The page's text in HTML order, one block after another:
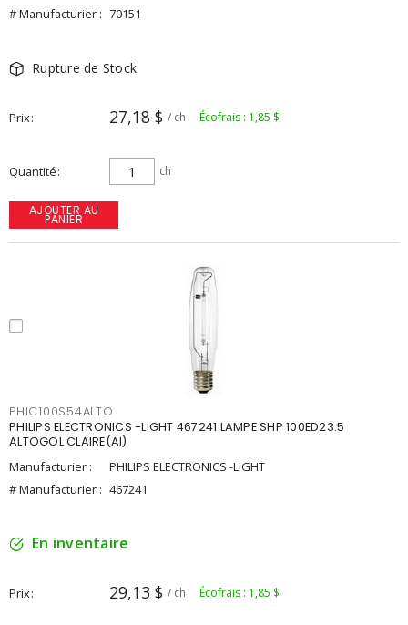
# Manufacturier : 70151
Rupture de Stock
Prix 27,18 $ / ch Écofrais : 1,85 $
Quantité ch
AJOUTER AU
PANIER
PHIC100S54ALTO
PHILIPS ELECTRONICS -LIGHT 467241 LAMPE SHP 100ED23.5
ALTOGOL CLAIRE(AI)
Manufacturier :
PHILIPS ELECTRONICS -LIGHT
# Manufacturier : 467241
En inventaire
Prix 29,13 $ / ch Écofrais : 1,85 $